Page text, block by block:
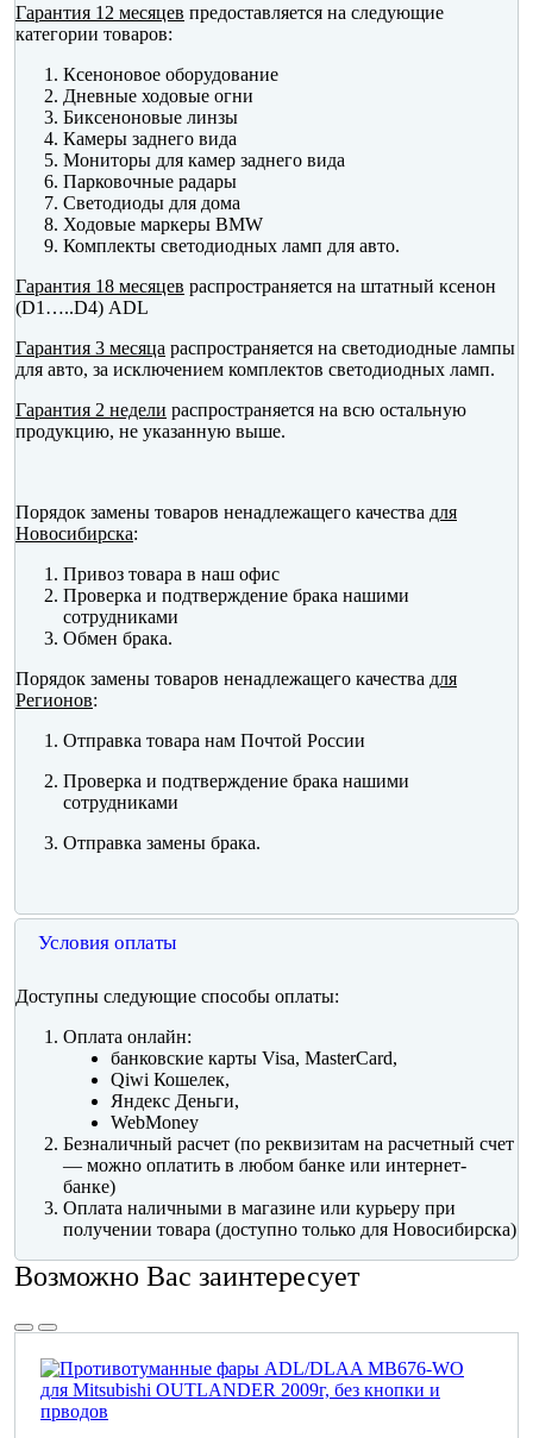
Гарантия 12 месяцев предоставляется на следующие
категории товаров:
Ксеноновое оборудование
Дневные ходовые огни
Биксеноновые линзы
Камеры заднего вида
Мониторы для камер заднего вида
Парковочные радары
Светодиоды для дома
Ходовые маркеры BMW
Комплекты светодиодных ламп для авто.
Гарантия 18 месяцев распространяется на штатный ксенон
(D1…..D4) ADL
Гарантия 3 месяца распространяется на светодиодные лампы
для авто, за исключением комплектов светодиодных ламп.
Гарантия 2 недели распространяется на всю остальную
продукцию, не указанную выше.
Порядок замены товаров ненадлежащего качества для
Новосибирска:
Привоз товара в наш офис
Проверка и подтверждение брака нашими
сотрудниками
Обмен брака.
Порядок замены товаров ненадлежащего качества для
Регионов:
Отправка товара нам Почтой России
Проверка и подтверждение брака нашими
сотрудниками
Отправка замены брака.
Условия оплаты
Доступны следующие способы оплаты:
Оплата онлайн:
банковские карты Visa, MasterCard,
Qiwi Кошелек,
Яндекс Деньги,
WebMoney
Безналичный расчет (по реквизитам на расчетный счет
— можно оплатить в любом банке или интернет-
банке)
Оплата наличными в магазине или курьеру при
получении товара (доступно только для Новосибирска)
Возможно Вас заинтересует